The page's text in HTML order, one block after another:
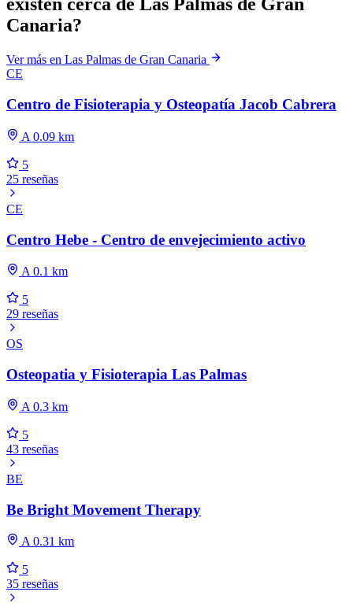
Canaria?
Ver más en Las Palmas de Gran Canaria
CE
Centro de Fisioterapia y Osteopatía Jacob Cabrera
A 0.09 km
5
25 reseñas
CE
Centro Hebe - Centro de envejecimiento activo
A 0.1 km
5
29 reseñas
OS
Osteopatia y Fisioterapia Las Palmas
A 0.3 km
5
43 reseñas
BE
Be Bright Movement Therapy
A 0.31 km
5
35 reseñas